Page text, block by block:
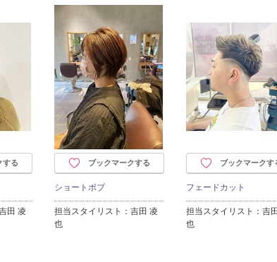
する
田 凌
ブックマークする
ショートボブ
担当スタイリスト：吉田 凌
也
ブックマークす
フェードカット
担当スタイリスト：吉
也